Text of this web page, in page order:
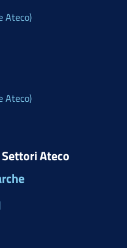
Ateco)
Ateco)
Ateco